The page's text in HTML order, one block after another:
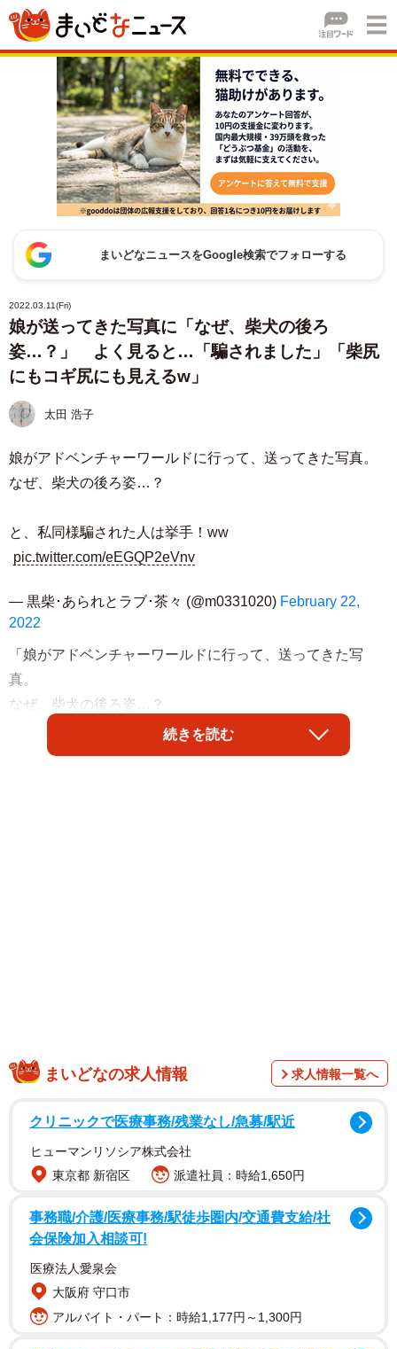
まいどなニュースをGoogle検索でフォローする
2022.03.11(Fri)
娘が送ってきた写真に「なぜ、柴犬の後ろ
姿…？」 よく見ると…「騙されました」「柴尻
にもコギ尻にも見えるw」
太田 浩子
娘がアドベンチャーワールドに行って、送ってきた写真。
なぜ、柴犬の後ろ姿…？
と、私同様騙された人は挙手！ww
pic.twitter.com/eEGQP2eVnv
— 黒柴･あられとラブ･茶々 (@m0331020) February 22,
2022
「娘がアドベンチャーワールドに行って、送ってきた写
真。
なぜ、柴犬の後ろ姿…？
と、私同様騙された人は挙手！ww」
「これはもっと評価されるべき」
あっ、そういうことか！ってなりましたわwww」
「柴尻にもコギ尻にも見えるwwww」
「カラスの上に柴犬が覆いかぶさってるのかと思った🐕」
続きを読む
まいどなの求人情報 求人情報一覧へ
クリニックで医療事務/残業なし/急募/駅近
ヒューマンリソシア株式会社
東京都 新宿区
派遣社員：時給1,650円
事務職/介護/医療事務/駅徒歩圏内/交通費支給/社
会保険加入相談可!
医療法人愛泉会
大阪府 守口市
アルバイト・パート：時給1,177円～1,300円